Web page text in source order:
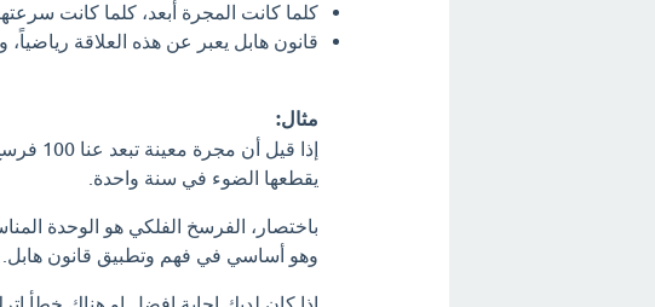
كلما كانت المجرة أبعد، كلما كانت سرعتها
قانون هابل يعبر عن هذه العلاقة
مثال:
يقطعها الضوء في سنة واحدة.
باختصار، الفرسخ الفلكي هو الوحدة
وهو أساسي في فهم وتطبيق قانون هابل.